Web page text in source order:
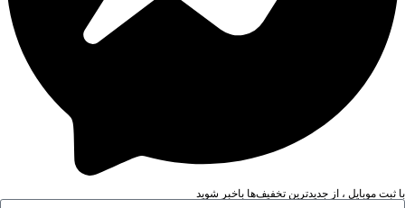
با ثبت موبایل ، از جدید‌ترین تخفیف‌ها با‌خبر شوید